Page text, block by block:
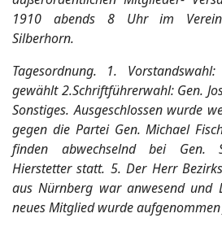
1910 abends 8 Uhr im
Silberhorn.
Tagesordnung. 1.
gewählt 2.Schriftführerwahl: Gen.
Sonstiges. Ausgeschlossen wurde
gegen die Partei Gen. Michael
finden abwechselnd bei Gen.
Hierstetter statt. 5. Der Herr
aus Nürnberg war anwesend und
neues Mitglied wurde aufgenommen